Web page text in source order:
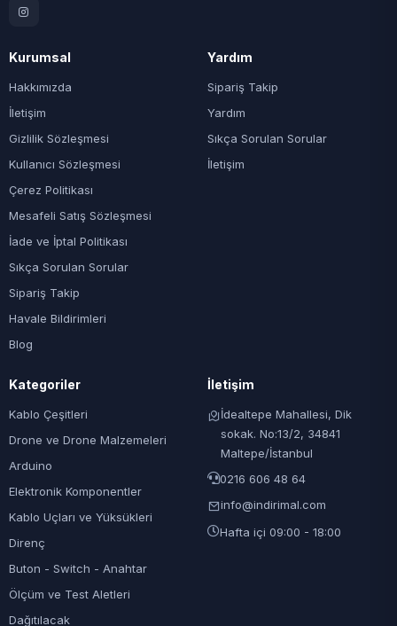
Kurumsal
Hakkımızda
İletişim
Gizlilik Sözleşmesi
Kullanıcı Sözleşmesi
Çerez Politikası
Mesafeli Satış Sözleşmesi
İade ve İptal Politikası
Sıkça Sorulan Sorular
Sipariş Takip
Havale Bildirimleri
Blog
Yardım
Sipariş Takip
Yardım
Sıkça Sorulan Sorular
İletişim
Kategoriler
Kablo Çeşitleri
Drone ve Drone Malzemeleri
Arduino
Elektronik Komponentler
Kablo Uçları ve Yüksükleri
Direnç
Buton - Switch - Anahtar
Ölçüm ve Test Aletleri
Dağıtılacak
İletişim
İdealtepe Mahallesi, Dik
sokak. No:13/2, 34841
Maltepe/İstanbul
0216 606 48 64
info@indirimal.com
Hafta içi 09:00 - 18:00